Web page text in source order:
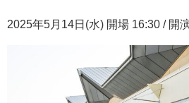
2025年5月 14日 (水) 開場 16:30 / 開